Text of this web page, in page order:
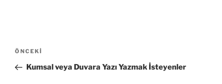
Yazı
Önceki
Yazı
ÖNCEKI
Kumsal veya Duvara Yazı Yazmak İsteyenler